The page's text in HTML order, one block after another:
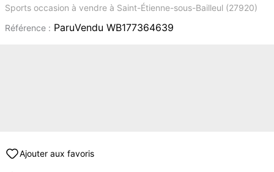
Sports occasion à vendre à Saint-Étienne-sous-Bailleul (27920)
Référence : ParuVendu WB177364639
Ajouter aux favoris